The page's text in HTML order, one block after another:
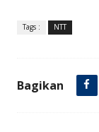
Tags : NTT
Bagikan